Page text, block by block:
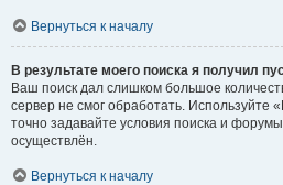
Вернуться к началу
В результате моего поиска я получил
Ваш поиск дал слишком большое
сервер не смог обработать. Используйте
точно задавайте условия поиска и
осуществлён.
Вернуться к началу